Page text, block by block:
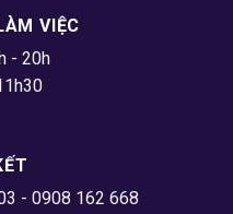
VIỆC
- 20h
- 0908 162 668